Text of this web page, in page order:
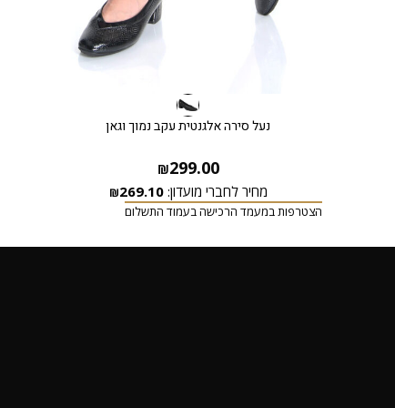
נעל סירה אלגנטית עקב נמוך וגאן
₪299.00
מחיר לחברי מועדון: ₪269.10
הצטרפות במעמד הרכישה בעמוד התשלום